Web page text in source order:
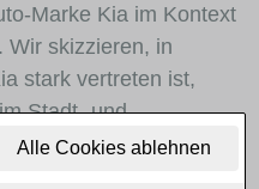
Alle Cookies ablehnen
Marke Kia im Kontext
Wir skizzieren, in
stark vertreten ist,
Stadt- und
und für welche
ist. Viele